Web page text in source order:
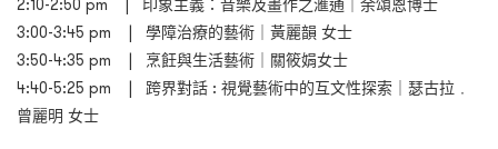
2:10-2:50 pm | 印象主義：音樂及畫作之滙通｜余頌恩博士
3:00-3:45 pm | 學障治療的藝術｜黃麗韻 女士
3:50-4:35 pm | 烹飪與生活藝術｜關筱娟女士
4:40-5:25 pm | 跨界對話 : 視覺藝術中的互文性探索｜瑟古拉﹒
曾麗明 女士